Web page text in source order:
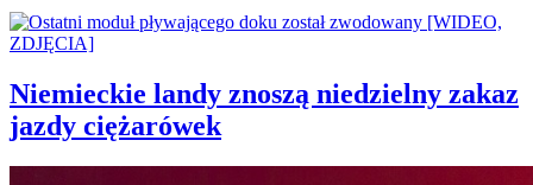
Niemieckie landy znoszą niedzielny zakaz
jazdy ciężarówek